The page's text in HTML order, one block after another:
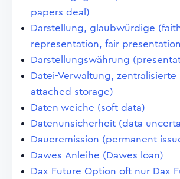
papers deal)
Darstellung, glaubwürdige
representation, fair
Darstellungswährung
Datei-Verwaltung, zentralisierte
attached storage)
Daten weiche (soft data)
Datenunsicherheit (data
Daueremission (permanent
Dawes-Anleihe (Dawes loan)
Dax-Future Option oft nur Dax-